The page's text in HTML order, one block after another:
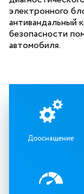
электронного
антивандальный
безопасности
автомобиля.
Дооснащение